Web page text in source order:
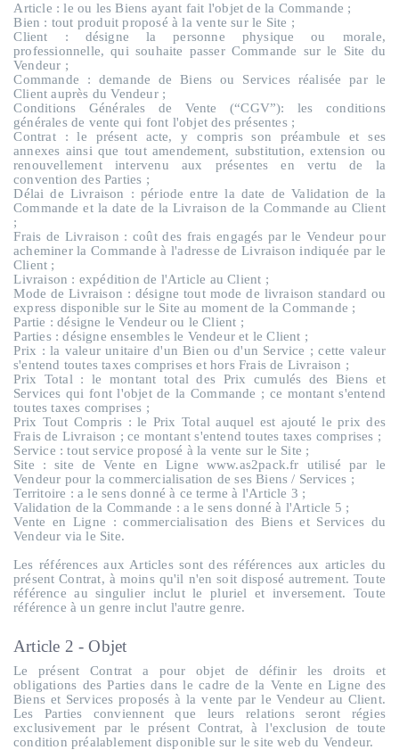
Article : le ou les Biens ayant fait l'objet de la Commande ;
Bien : tout produit proposé à la vente sur le Site ;
Client : désigne la personne physique ou morale,
professionnelle, qui souhaite passer Commande sur le Site du
Vendeur ;
Commande : demande de Biens ou Services réalisée par le
Client auprès du Vendeur ;
Conditions Générales de Vente
(“CGV”): les conditions
générales de vente qui font l'objet des présentes ;
Contrat: le présent acte, y compris son préambule et ses
annexes ainsi que tout amendement, substitution, extension ou
renouvellement intervenu aux présentes en vertu de la
convention des Parties ;
Délai de Livraison
: période entre la date de Validation de la
Commande et la date de la Livraison de la Commande au Client
;
Frais de Livraison : coût des frais engagés par le Vendeur pour
acheminer la Commande à l'adresse de Livraison indiquée par le
Client ;
Livraison : expédition de l'Article au Client ;
Mode de Livraison : désigne tout mode de livraison standard ou
express disponible sur le Site au moment de la Commande ;
Partie : désigne le Vendeur ou le Client ;
Parties :désigne ensembles le Vendeur et le Client ;
Prix : la valeur unitaire d'un Bien ou d'un Service ; cette valeur
s'entend toutes taxes comprises et hors Frais de Livraison ;
Prix Total : le montant total des Prix cumulés des Biens et
Services qui font l'objet de la Commande ; ce montant s'entend
toutes taxes comprises ;
Prix Tout Compris : le Prix Total auquel est ajouté le prix des
Frais de Livraison ; ce montant s'entend toutes taxes comprises ;
Service : tout service proposé à la vente sur le Site ;
Site : site de Vente en Ligne www.as2pack.fr utilisé par le
Vendeur pour la commercialisation de ses Biens / Services ;
Territoire : a le sens donné à ce terme à l'Article 3 ;
Validation de la Commande : a le sens donné à l'Article 5 ;
Vente en Ligne : commercialisation des Biens et Services du
Vendeur via le Site.
Les références aux Articles sont des références aux articles du
présent Contrat, à moins qu'il n'en soit disposé autrement. Toute
référence au singulier inclut le pluriel et inversement. Toute
référence à un genre inclut l'autre genre.
Article 2 - Objet
Le présent Contrat a pour objet de définir les droits et
obligations des Parties dans le cadre de la Vente en Ligne des
Biens et Services proposés à la vente par le Vendeur au Client.
Les Parties conviennent que leurs relations seront régies
exclusivement par le présent Contrat, à l'exclusion de toute
condition préalablement disponible sur le site web du Vendeur.